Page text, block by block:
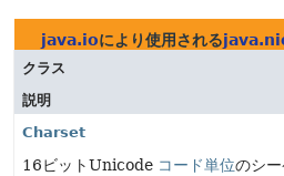
java.ioにより使用される
クラス
説明
Charset
16ビットUnicode コード単位のシ